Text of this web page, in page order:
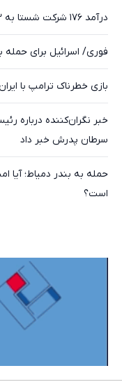
درآمد ۱۷۶ شرکت شستا به ۵۷۲ همت رسید
فوری/ اسرائیل برای حمله
بازی خطرناک ترامپ با
خبر نگران‌کننده درباره
سرطان پدرش خبر داد
حمله به بندر دمیاط؛ آیا
است؟